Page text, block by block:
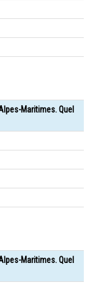
Maritimes. Quel
Maritimes. Quel